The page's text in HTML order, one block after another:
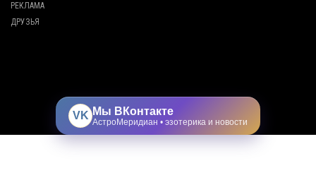
РЕКЛАМА
ДРУЗЬЯ
VK Мы ВКонтакте
АстроМеридиан • эзотерика и новости